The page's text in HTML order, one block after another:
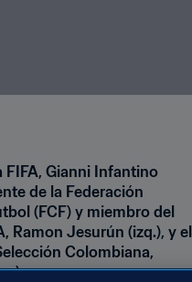
FIFA, Gianni Infantino
de la Federación
(FCF) y miembro del
Ramon Jesurún (izq.), y el
Colombiana,